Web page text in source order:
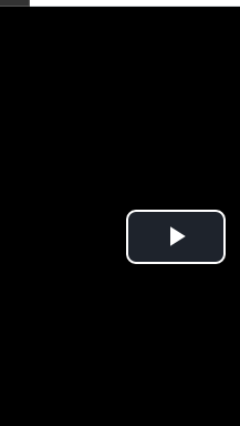
Esita